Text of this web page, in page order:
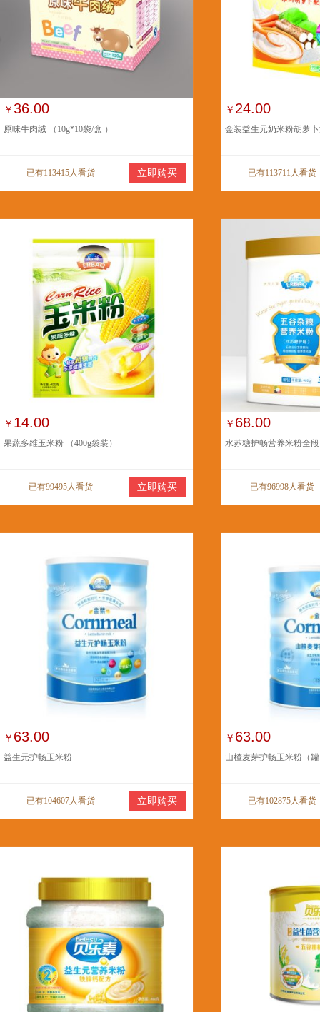
￥36.00
原味牛肉绒 （10g*10袋/盒 ）
已有113415人看货 立即购买
￥ 24.00
金装益生元奶米粉胡萝
已有113711人看货
￥ 14.00
果蔬多维玉米粉 （400g袋装）
已有99495人看货 立即购买
￥ 68.00
水苏糖护畅营养米粉全
已有96998人看货
￥ 63.00
益生元护畅玉米粉
已有104607人看货 立即购买
￥ 63.00
山楂麦芽护畅玉米粉（
已有102875人看货